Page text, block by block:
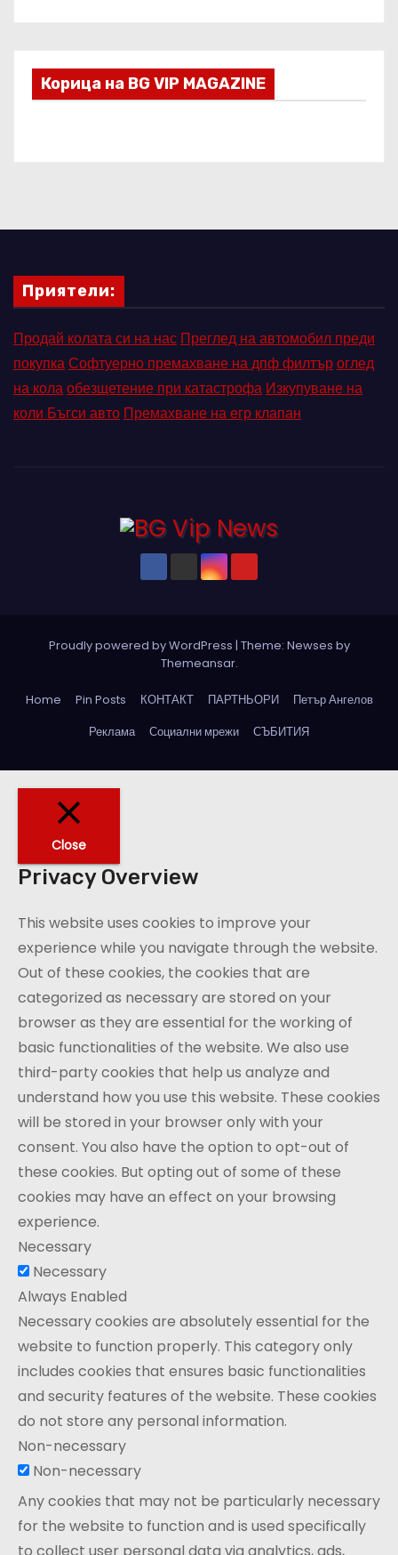
Корица на BG VIP MAGAZINE
Приятели:
Продай колата си на нас Преглед на автомобил преди
покупкаСофтуерно премахване на дпф филтъроглед
на колаобезщетение при катастрофа Изкупуване на
коли Бъгси авто Премахване на егр клапан
Proudly powered by WordPress | Theme: Newses by
Themeansar.
Home Pin Posts КОНТАКТ ПАРТНЬОРИ
Петър Ангелов
Реклама
Социални мрежи СЪБИТИЯ
Close
Privacy Overview
This website uses cookies to improve your
experience while you navigate through the website.
Out of these cookies, the cookies that are
categorized as necessary are stored on your
browser as they are essential for the working of
basic functionalities of the website. We also use
third-party cookies that help us analyze and
understand how you use this website. These cookies
will be stored in your browser only with your
consent. You also have the option to opt-out of
these cookies. But opting out of some of these
cookies may have an effect on your browsing
experience.
Necessary
Necessary
Always Enabled
Necessary cookies are absolutely essential for the
website to function properly. This category only
includes cookies that ensures basic functionalities
and security features of the website. These cookies
do not store any personal information.
Non-necessary
Non-necessary
Any cookies that may not be particularly necessary
for the website to function and is used specifically